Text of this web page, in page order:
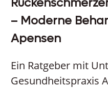
– Moderne
Apensen
Ein Ratgeber mit
Gesundheitspraxis